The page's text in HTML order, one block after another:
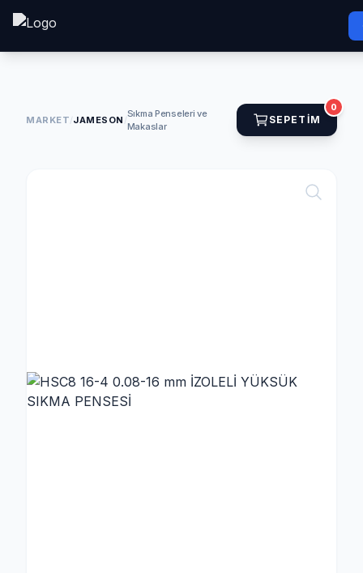
MARKET/JAMESON /
Sıkma Penseleri ve
Makaslar
SEPETIM
0